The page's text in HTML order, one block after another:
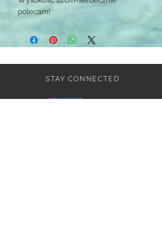
polecam!
STAY CONNECTED